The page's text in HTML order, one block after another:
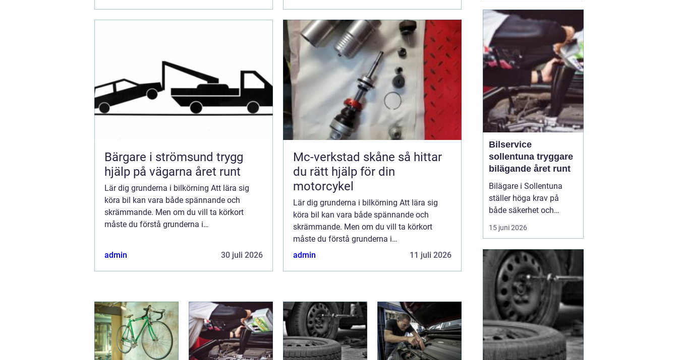
Bärgare i strömsund trygg
hjälp på vägarna året runt
Lär dig grunderna i bilkörning Att lära sig
köra bil kan vara både spännande och
skrämmande. Men om du vill ta körkort
måste du förstå grunderna i
admin
30 juli 2026
Mc-verkstad skåne så hittar
du rätt hjälp för din
motorcykel
Lär dig grunderna i bilkörning Att lära sig
köra bil kan vara både spännande och
skrämmande. Men om du vill ta körkort
måste du förstå grunderna i
introduktionsutbildning. I det här blogg...
admin 11 juli 2026
fritid. En bracykelaffär
Linköpingkan göra ...
Bilservice
sollentuna tryggare
bilägande året runt
Bilägare i Sollentuna
ställer höga krav på
både säkerhet och
komfort. Vägarna växlar
mellan motorväg,
smågator med gupp och
trottoarkanter. För att
bilen ska hålla över tid
och vara säker för både
förare och passagerare
behövs regelbu...
15 juni 2026